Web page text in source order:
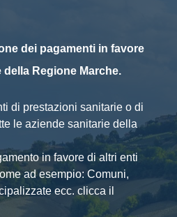
dei pagamenti in favore
Regione Marche.
di prestazioni sanitarie o di
le aziende sanitarie della
in favore di altri enti
ad esempio: Comuni,
ecc. clicca il